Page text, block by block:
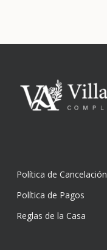
Política de Cancelación
Política de Pagos
Reglas de la Casa